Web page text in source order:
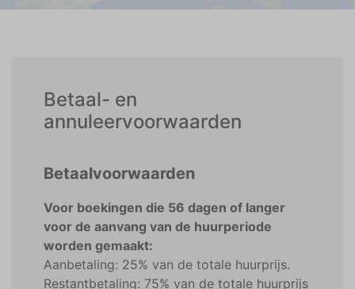
Betaal- en
annuleervoorwaarden
Betaalvoorwaarden
Voor boekingen die 56 dagen of langer
voor de aanvang van de huurperiode
worden gemaakt:
Aanbetaling: 25% van de totale huurprijs.
Restantbetaling: 75% van de totale huurprijs